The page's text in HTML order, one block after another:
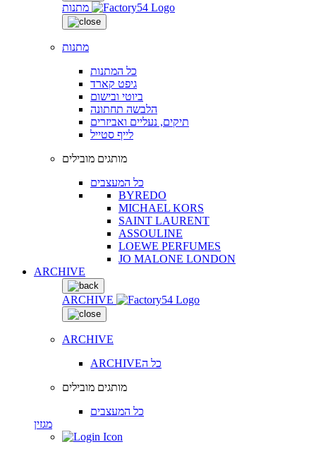
מתנות
מתנות
כל המתנות
גיפט קארד
ביוטי ובישום
הלבשה תחתונה
תיקים, נעליים ואביזרים
לייף סטייל
מותגים מובילים
כל המעצבים
BYREDO
MICHAEL KORS
SAINT LAURENT
ASSOULINE
LOEWE PERFUMES
JO MALONE LONDON
ARCHIVE
ARCHIVE
ARCHIVE
ARCHIVEכל ה
מותגים מובילים
כל המעצבים
מגזין